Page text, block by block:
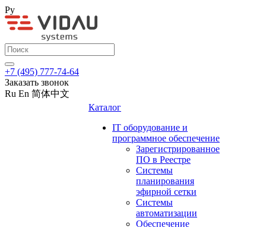
Ру
+7 (495) 777-74-64
Заказать звонок
Ru En 简体中文
Каталог
IT оборудование и
программное обеспечение
Зарегистрированное
ПО в Реестре
Системы
планирования
эфирной сетки
Системы
автоматизации
Обеспечение